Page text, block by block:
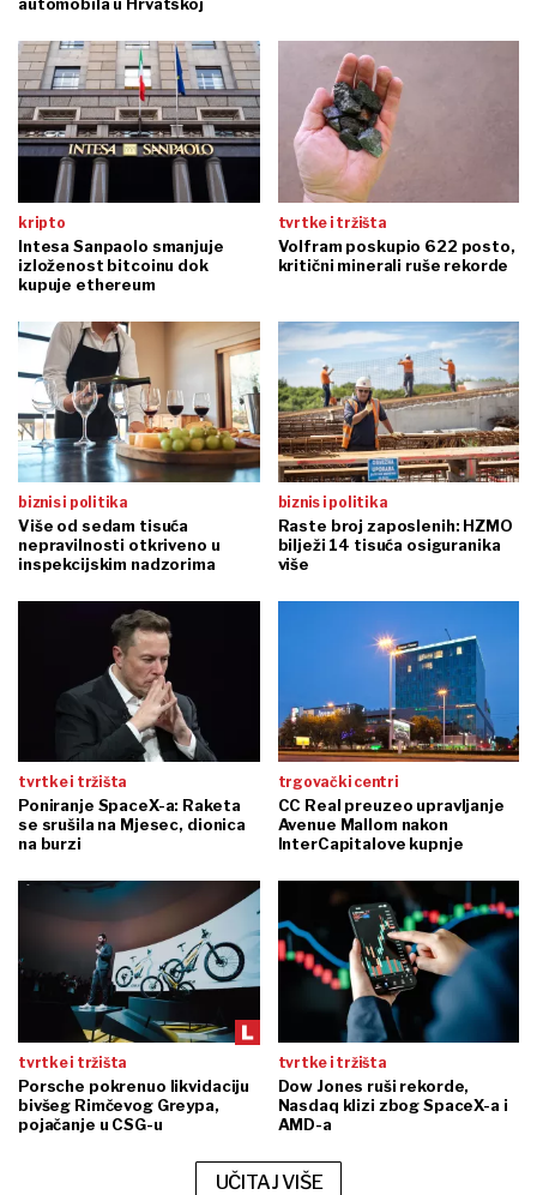
automobila u Hrvatskoj
kripto
Intesa Sanpaolo smanjuje
izloženost bitcoinu dok
kupuje ethereum
tvrtke i tržišta
Volfram poskupio 622 posto,
kritični minerali ruše rekorde
biznis i politika
Više od sedam tisuća
nepravilnosti otkriveno u
inspekcijskim nadzorima
biznis i politika
Raste broj zaposlenih: HZMO
bilježi 14 tisuća osiguranika
više
tvrtke i tržišta
Poniranje SpaceX-a: Raketa
se srušila na Mjesec, dionica
na burzi
trgovački centri
CC Real preuzeo upravljanje
Avenue Mallom nakon
InterCapitalove kupnje
tvrtke i tržišta
Porsche pokrenuo likvidaciju
bivšeg Rimčevog Greypa,
pojačanje u CSG-u
tvrtke i tržišta
Dow Jones ruši rekorde,
Nasdaq klizi zbog SpaceX-a i
AMD-a
UČITAJ VIŠE